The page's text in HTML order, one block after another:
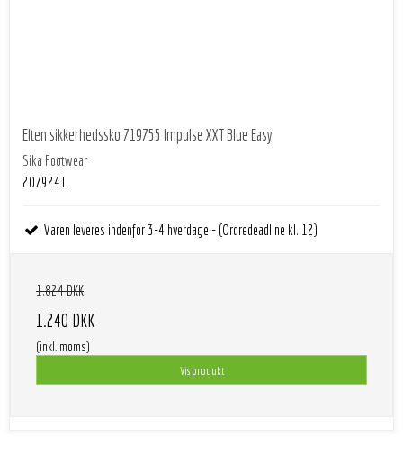
Elten sikkerhedssko 719755 Impulse XXT Blue Easy
Sika Footwear
2079241
Varen leveres indenfor 3-4 hverdage - (Ordredeadline kl. 12)
1.824 DKK
1.240 DKK
(inkl. moms)
Vis produkt